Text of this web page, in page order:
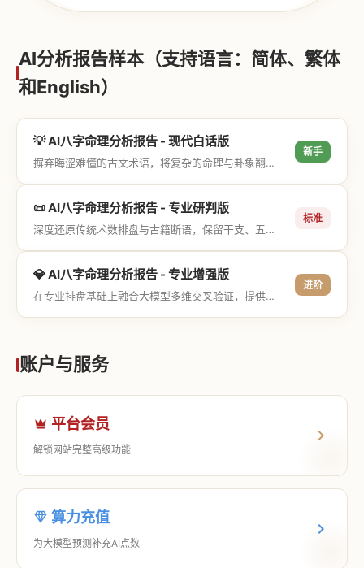
AI分析报告样本（支持语言：简体、繁体
和English）
💡 AI八字命理分析报告 - 现代白话版
摒弃晦涩难懂的古文术语，将复杂的命理与卦象翻译成通俗易懂的现代大白话，直击结果与生活建议，零门槛轻松阅读。
新手
📜 AI八字命理分析报告 - 专业研判版
深度还原传统术数排盘与古籍断语，保留干支、五行与神煞等专业术语，适合追求严谨考证与具备易学基础的用户。
标准
💎 AI八字命理分析报告 - 专业增强版
在专业排盘基础上融合大模型多维交叉验证，提供更详尽的流年推演、应期运筹、象意深度剖析，以及全方位的运筹决策指导。
进阶
账户与服务
平台会员
解锁网站完整高级功能
算力充值
为大模型预测补充AI点数